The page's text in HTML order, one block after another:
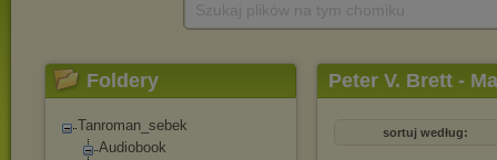
Foldery
Tanroman_sebek
Audiobook
Peter V. Brett -
sortuj według: